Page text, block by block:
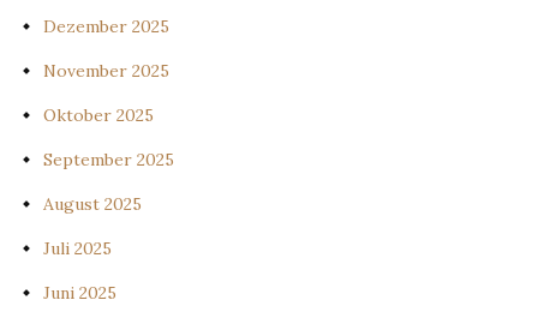
Dezember 2025
November 2025
Oktober 2025
September 2025
August 2025
Juli 2025
Juni 2025